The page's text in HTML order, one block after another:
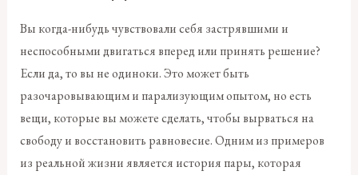
Вы когда-нибудь чувствовали себя застрявшими и
неспособными двигаться вперед или принять решение?
Если да, то вы не одиноки. Это может быть
разочаровывающим и парализующим опытом, но есть
вещи, которые вы можете сделать, чтобы вырваться на
свободу и восстановить равновесие. Одним из примеров
из реальной жизни является история пары, которая